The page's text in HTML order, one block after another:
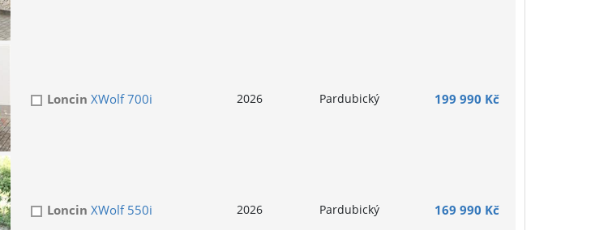
Loncin XWolf 700i 2026 Pardubický 199 990 Kč
Loncin XWolf 550i 2026 Pardubický 169 990 Kč